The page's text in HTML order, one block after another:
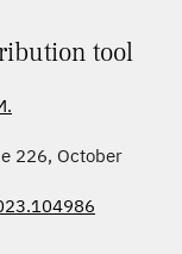
tool
226, October